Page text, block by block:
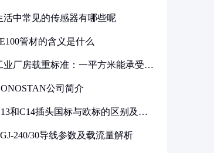
活中常见的传感器有哪些呢
管材的含义是什么
业厂房载重标准：一平方米能承受多
公司简介
和C14插头国标与欧标的区别及其
240/30导线参数及载流量解析